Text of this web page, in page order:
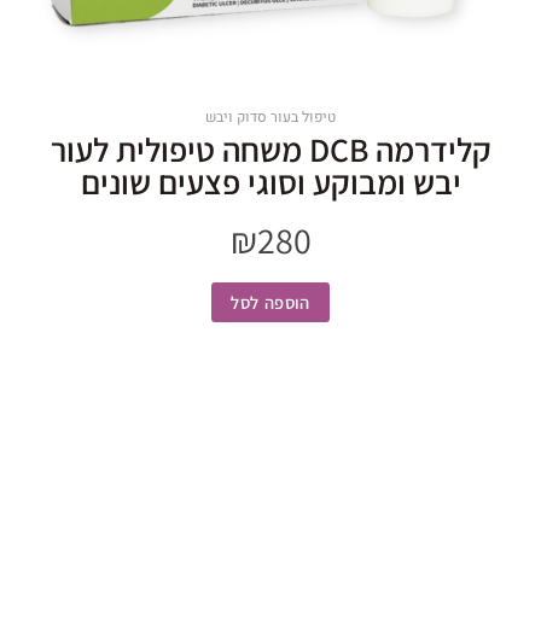
טיפול בעור סדוק ויבש
קלידרמה DCB משחה טיפולית לעור
יבש ומבוקע וסוגי פצעים שונים
₪280
הוספה לסל